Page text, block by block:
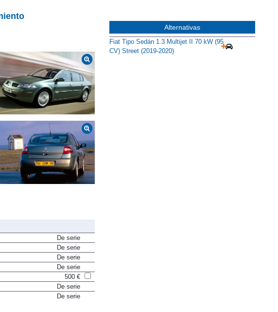
De serie
De serie
De serie
De serie
500 €
De serie
De serie
Alternativas
Fiat Tipo Sedán 1.3 Multijet II 70 kW (95
CV) Street (2019-2020)